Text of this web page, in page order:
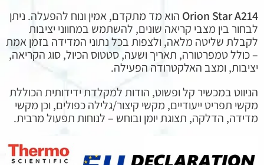
Orion Star A214 הוא מד מתקדם, אמין ונוח להפעלה. ניתן
לבחור בין מצבי קריאה שונים, להשתמש במחווני יציבות
לקבלת שליטה מלאה, ולצפות בכל נתוני המדידה בזמן אמת
– כולל טמפרטורה, תאריך ושעה, סטטוס הכיול, סוג הקריאה,
יציבות, ומצב האלקטרודה הפעילה.
הניווט במכשיר קל ופשוט, הודות למקלדת ידידותית הכוללת
מקשי תפריט ייעודיים, מקשי קיצור/גלילה כפולים, וכן מקשי
מדידה, הדלקה, תצוגת יומן ובוחש – לנוחות תפעול מרבית.